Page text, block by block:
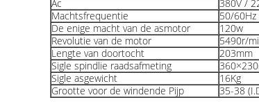
Ac
380V /
Machtsfrequentie
50/60Hz
De enige macht van de asmotor
120w
Revolutie van de motor
5490r/
Lengte van doortocht
203mm
Sigle spindlie raadsafmeting
Sigle asgewicht
16Kg
Grootte voor de windende Pijp
35-38